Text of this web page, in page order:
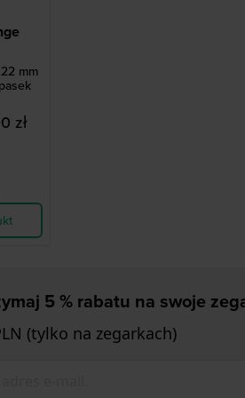
mm
zł
5 % rabatu na swoje
(tylko na zegarkach)